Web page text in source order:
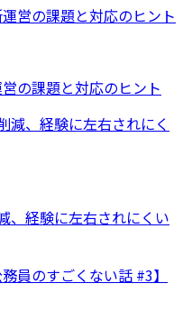
の課題と対応のヒント
、経験に左右されにくい